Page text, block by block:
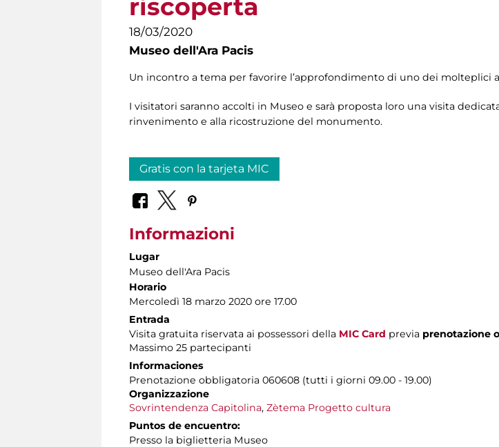
riscoperta
18/03/2020
Museo dell'Ara Pacis
Un incontro a tema per favorire l’approfondimento di uno dei molteplici
I visitatori saranno accolti in Museo e sarà proposta loro una visita
rinvenimento e alla ricostruzione del monumento.
Gratis con la tarjeta MIC
Informazioni
Lugar
Museo dell'Ara Pacis
Horario
Mercoledì 18 marzo 2020 ore 17.00
Entrada
Visita gratuita riservata ai possessori della MIC Card previa prenotazione
Massimo 25 partecipanti
Informaciones
Prenotazione obbligatoria 060608 (tutti i giorni 09.00 - 19.00)
Organizzazione
Sovrintendenza Capitolina, Zètema Progetto cultura
Puntos de encuentro:
Presso la biglietteria Museo